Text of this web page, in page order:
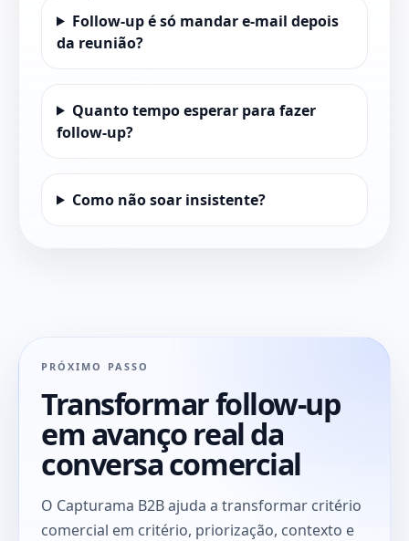
Follow-up é só mandar e-mail depois
da reunião?
Quanto tempo esperar para fazer
follow-up?
Como não soar insistente?
PRÓXIMO PASSO
Transformar follow-up
em avanço real da
conversa comercial
O Capturama B2B ajuda a transformar critério
comercial em critério, priorização, contexto e